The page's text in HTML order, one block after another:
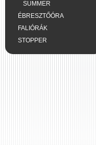
SUMMER
ÉBRESZTŐÓRA
FALIÓRÁK
STOPPER